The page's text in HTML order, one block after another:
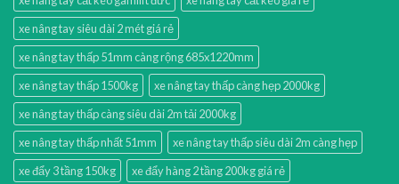
xe nâng tay siêu dài 2 mét giá rẻ
xe nâng tay thấp 51mm càng rộng 685x1220mm
xe nâng tay thấp 1500kg
xe nâng tay thấp càng hẹp 2000kg
xe nâng tay thấp càng siêu dài 2m tải 2000kg
xe nâng tay thấp nhất 51mm
xe nâng tay thấp siêu dài 2m càng hẹp
xe đẩy 3 tầng 150kg
xe đẩy hàng 2 tầng 200kg giá rẻ